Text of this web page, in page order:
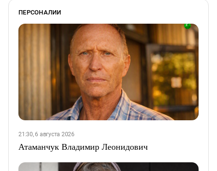
ПЕРСОНАЛИИ
21:30, 6 августа 2026
Атаманчук Владимир Леонидович